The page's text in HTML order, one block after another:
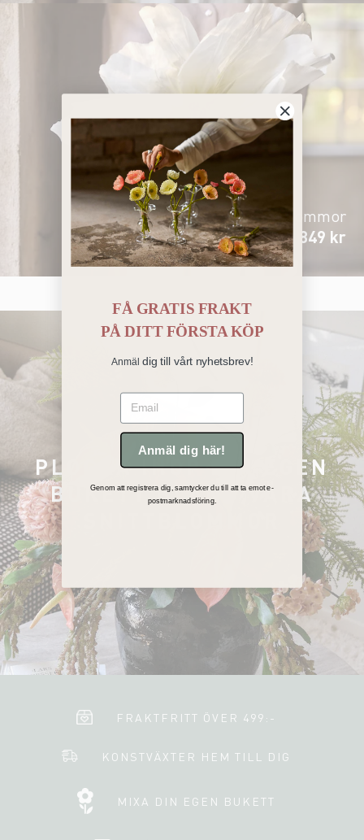
Jätteblommor
från 849 kr
PLOCKA IHOP DIN EGEN
BUKETT BLAND VÅRA
FRAKTFRITT ÖVER 499:-
KONSTVÄXTER HEM TILL DIG
MIXA DIN EGEN BUKETT
FÅ GRATIS FRAKT
PÅDITT FÖRSTA KÖP
Anmäl dig till vårt nyhetsbrev!
Email
Anmäl dig här!
Genom att registrera dig, samtycker du till att ta emot e-
postmarknadsföring.